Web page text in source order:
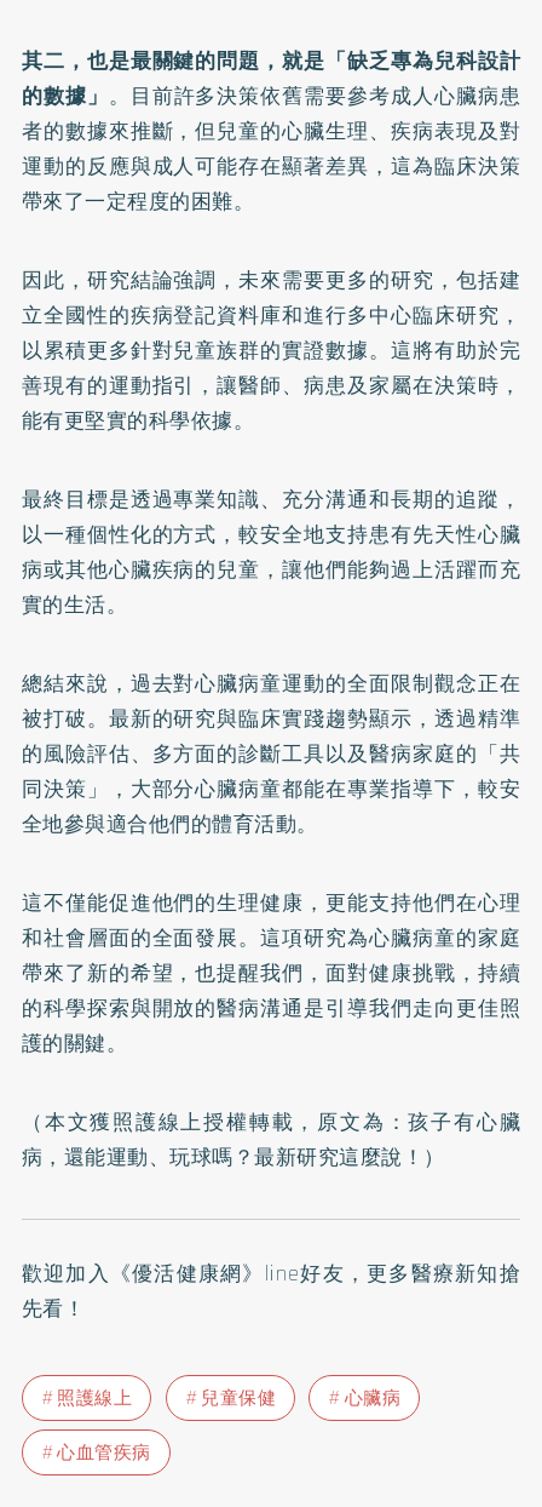
其二，也是最關鍵的問題，就是「缺乏專為兒科設計
的數據」 。目前許多決策依舊需要參考成人心臟病患
者的數據來推斷，但兒童的心臟生理、疾病表現及對
運動的反應與成人可能存在顯著差異，這為臨床決策
帶來了一定程度的困難。
因此，研究結論強調，未來需要更多的研究，包括建
立全國性的疾病登記資料庫和進行多中心臨床研究，
以累積更多針對兒童族群的實證數據。這將有助於完
善現有的運動指引，讓醫師、病患及家屬在決策時，
能有更堅實的科學依據。
最終目標是透過專業知識、充分溝通和長期的追蹤，
以一種個性化的方式，較安全地支持患有先天性心臟
病或其他心臟疾病的兒童，讓他們能夠過上活躍而充
實的生活。
總結來說，過去對心臟病童運動的全面限制觀念正在
被打破。最新的研究與臨床實踐趨勢顯示，透過精準
的風險評估、多方面的診斷工具以及醫病家庭的「共
同決策」，大部分心臟病童都能在專業指導下，較安
全地參與適合他們的體育活動。
這不僅能促進他們的生理健康，更能支持他們在心理
和社會層面的全面發展。這項研究為心臟病童的家庭
帶來了新的希望，也提醒我們，面對健康挑戰，持續
的科學探索與開放的醫病溝通是引導我們走向更佳照
護的關鍵。
（本文獲照護線上授權轉載，原文為：孩子有心臟
病，還能運動、玩球嗎？最新研究這麼說！ ）
歡迎加入 《優活健康網》line好友 ，更多醫療新知搶
先看！
照護線上 兒童保健
心臟病
心血管疾病